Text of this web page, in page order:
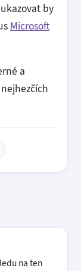
by
Microsoft
a
na ten